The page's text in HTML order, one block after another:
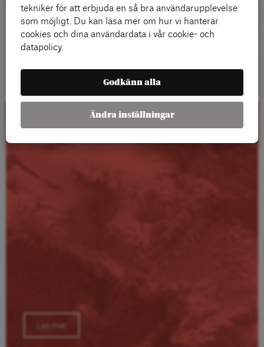
Kalender
Läs mer
tekniker för att erbjuda en så bra användarupplevelse
som möjligt. Du kan läsa mer om hur vi hanterar
cookies och dina användardata i vår cookie- och
datapolicy.
Godkänn alla
Ändra inställningar